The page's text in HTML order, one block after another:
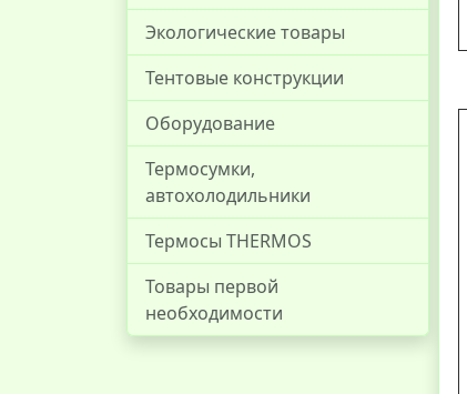
Экологические товары
Тентовые конструкции
Оборудование
Термосумки,
автохолодильники
Термосы THERMOS
Товары первой
необходимости